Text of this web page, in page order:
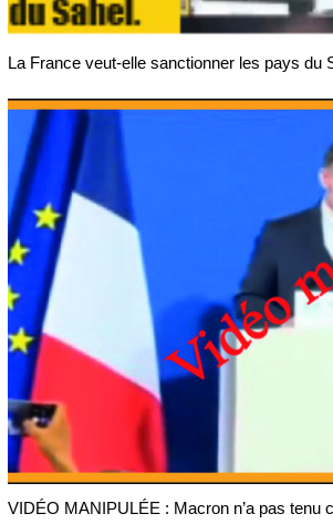
La France veut-elle sanctionner les pays du
VIDÉO MANIPULÉE : Macron n’a pas tenu